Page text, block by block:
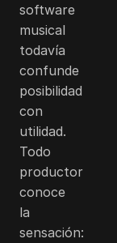
software
musical
todavía
confunde
posibilidad
con
utilidad.
Todo
productor
conoce
la
sensación: